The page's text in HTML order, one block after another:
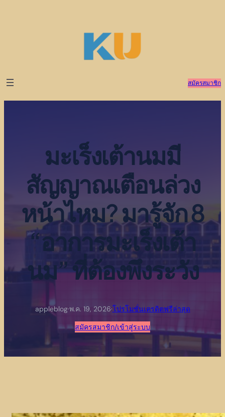
สมัครสมาชิก
มะเร็งเต้านมมี
สัญญาณเตือนล่วง
หน้าไหม? มารู้จัก 8
“อาการมะเร็งเต้า
นม” ที่ต้องพึงระวัง
appleblog·พ.ค. 19, 2026·โปรโมชั่นเครดิตฟรีล่าสุด
สมัครสมาชิก/เข้าสู่ระบบ